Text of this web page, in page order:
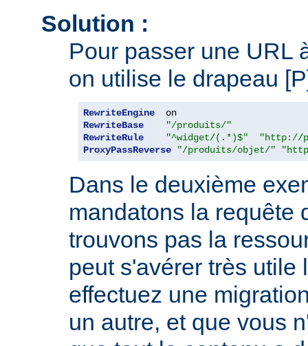
Solution :
Pour passer une URL
on utilise le drapeau
RewriteEngine
RewriteBase
"/produits/"
RewriteRule
"^widget/(.*)$"
"http://
ProxyPassReverse
"/produits/objet/"
Dans le deuxième
mandatons la requête
trouvons pas la
peut s'avérer très utile
effectuez une
un autre, et que vous